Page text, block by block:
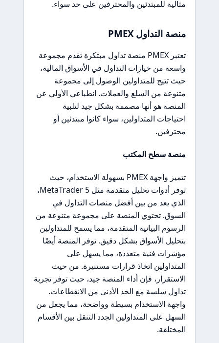
مثالية للمبتدئين والمحترفين على حد سواء.
منصة التداول PMEX
تعتبر PMEX منصة تداول مبتكرة تقدم مجموعة
واسعة من خيارات التداول في الأسواق المالية،
حيث تتيح للمتداولين الوصول إلى مجموعة
متنوعة من السلع والعملات. انطباعي الأولي عن
المنصة هو أنها مصممة بشكل جيد لتلبية
احتياجات المتداولين، سواء كانوا مبتدئين أو
محترفين.
منصة سطح المكتب
تتميز واجهة PMEX بسهولة الاستخدام، حيث
توفر أدوات تحليل متقدمة مثل MetaTrader 5،
الذي يعد من بين أفضل منصات التداول في
السوق. تحتوي المنصة على مجموعة متنوعة من
الرسوم البيانية المتقدمة، مما يسمح للمتداولين
بتحليل الأسواق بشكل دقيق. توفر المنصة أيضًا
مؤشرات فنية متعددة، مما يسهل على
المتداولين اتخاذ قرارات مستنيرة. من حيث
الاستقرار، فإن أداء المنصة جيد، حيث توفر تجربة
تداول سلسة مع الحد الأدنى من الانقطاعات.
واجهة الاستخدام بسيطة وواضحة، مما يجعل من
السهل على المتداولين الجدد التنقل بين الأقسام
المختلفة.